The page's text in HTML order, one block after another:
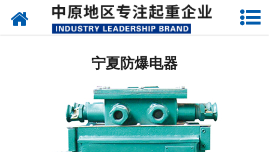
网站首页
宁夏路桥门机
宁夏造船门机
宁夏防爆电器